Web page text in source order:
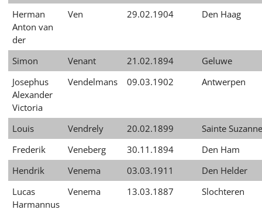
Herman
Anton van
der
Ven 29.02.1904 Den Haag
Simon Venant 21.02.1894
Geluwe
Josephus
Alexander
Victoria
Vendelmans 09.03.1902 Antwerpen
Louis Vendrely 20.02.1899
Sainte Suzanne
Frederik
Veneberg 30.11.1894
Den Ham
Hendrik
Venema 03.03.1911
Den Helder
Lucas
Harmannus
Venema 13.03.1887 Slochteren